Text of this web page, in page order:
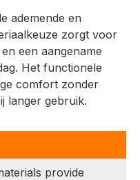
ademende en
zorgt voor
een aangename
Het functionele
comfort zonder
langer gebruik.
provide